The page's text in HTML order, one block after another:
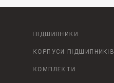
ПІДШИПНИКИ
КОРПУСИ ПІДШИПНИКІВ
КОМПЛЕКТИ